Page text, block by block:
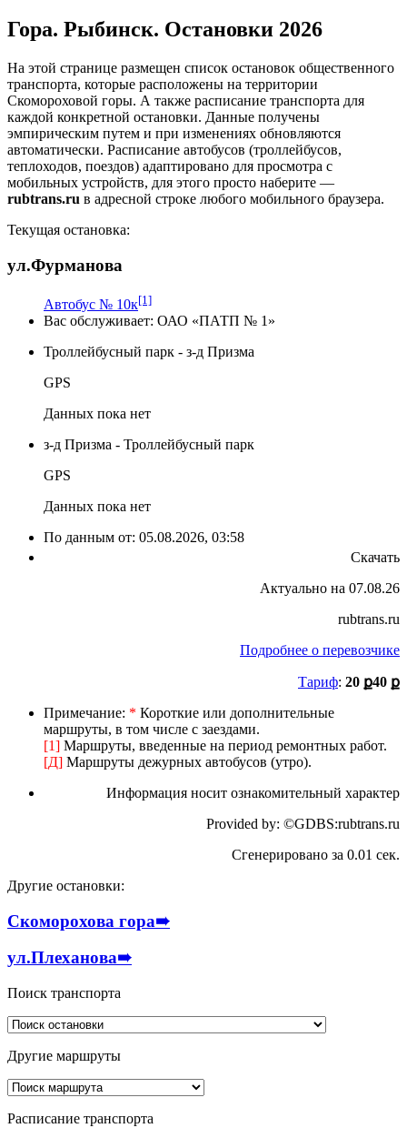
Гора. Рыбинск. Остановки 2026
На этой странице размещен список остановок общественного
транспорта, которые расположены на территории
Скомороховой горы. А также расписание транспорта для
каждой конкретной остановки. Данные получены
эмпирическим путем и при изменениях обновляются
автоматически. Расписание автобусов (троллейбусов,
теплоходов, поездов) адаптировано для просмотра с
мобильных устройств, для этого просто наберите —
rubtrans.ru в адресной строке любого мобильного браузера.
Текущая остановка:
ул.Фурманова
Автобус № 10к[1]
Вас обслуживает: ОАО «ПАТП № 1»
Троллейбусный парк - з-д Призма
GPS
Данных пока нет
з-д Призма - Троллейбусный парк
GPS
Данных пока нет
По данным от: 05.08.2026, 03:58
Скачать
Актуально на 07.08.26
rubtrans.ru
Подробнее о перевозчике
Тариф: 20 ք40 ք
Примечание: * Короткие или дополнительные
маршруты, в том числе с заездами.
[1] Маршруты, введенные на период ремонтных работ.
[Д] Маршруты дежурных автобусов (утро).
Информация носит ознакомительный характер
Provided by: ©GDBS:rubtrans.ru
Сгенерировано за 0.01 сек.
Другие остановки:
Скоморохова гора➠
ул.Плеханова➠
Поиск транспорта
Другие маршруты
Расписание транспорта